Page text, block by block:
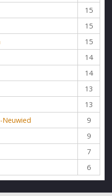
15
15
15
14
14
13
13
Neuwied
9
9
7
6